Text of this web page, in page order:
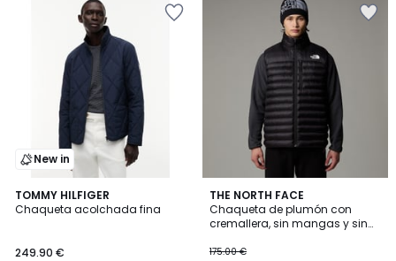
New in
TOMMY HILFIGER
Chaqueta acolchada fina
249.90 €
THE NORTH FACE
Chaqueta de plumón con
cremallera, sin mangas y sin
175.00 €
4,8
/ 5